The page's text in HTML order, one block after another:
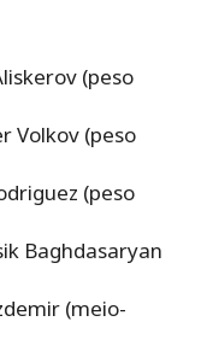
(peso
Volkov (peso
(peso
Baghdasaryan
(meio-